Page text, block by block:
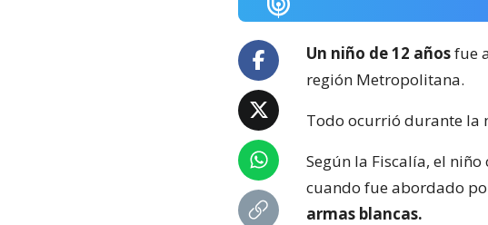
Un niño de 12 añosfue
región Metropolitana.
Todo ocurrió durante la
Según la Fiscalía, el
cuando fue abordado
armas blancas.